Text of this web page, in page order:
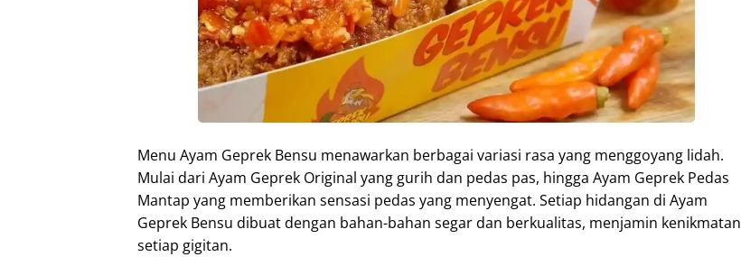
Menu Ayam Geprek Bensu menawarkan berbagai variasi rasa yang menggoyang lidah.
Mulai dari Ayam Geprek Original yang gurih dan pedas pas, hingga Ayam Geprek Pedas
Mantap yang memberikan sensasi pedas yang menyengat. Setiap hidangan di Ayam
Geprek Bensu dibuat dengan bahan-bahan segar dan berkualitas, menjamin kenikmatan
setiap gigitan.